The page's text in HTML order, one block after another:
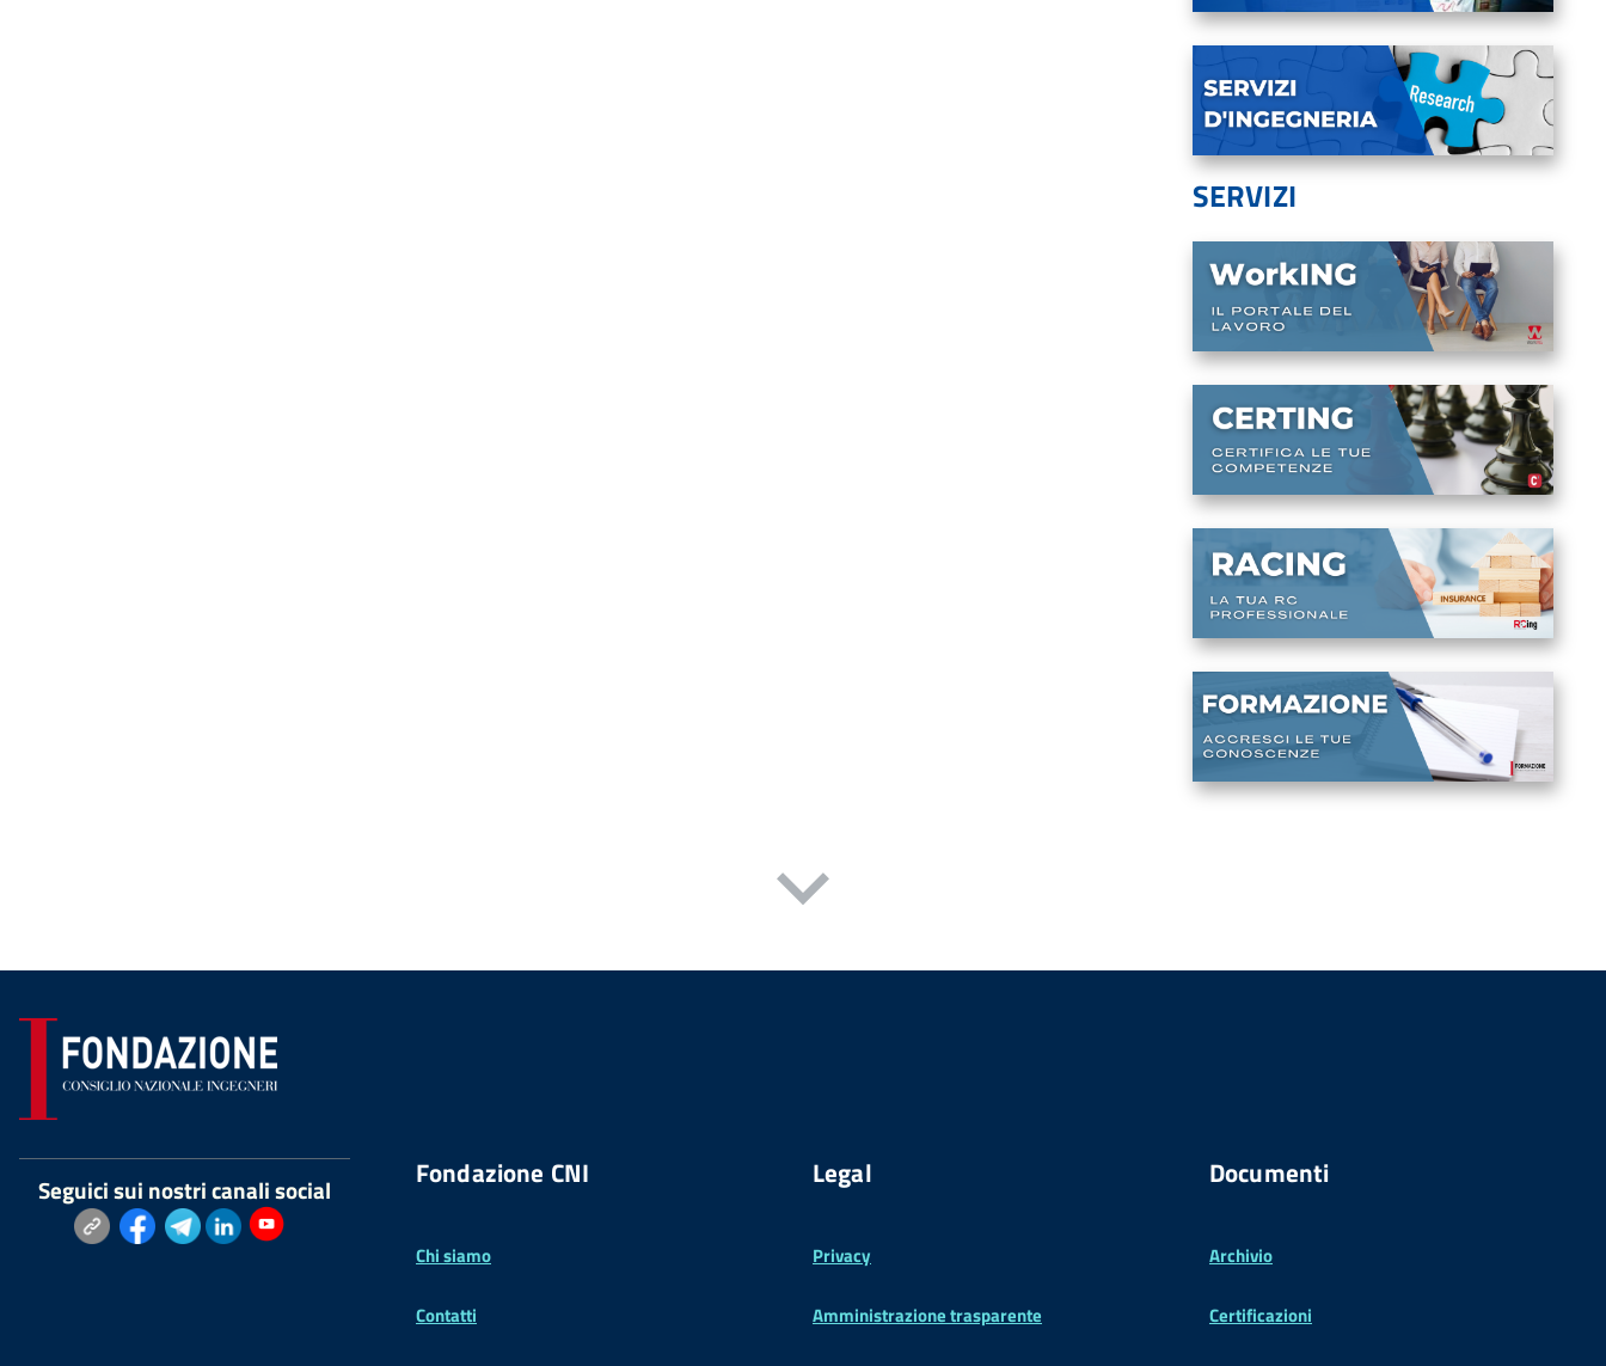
SERVIZI
Seguici sui nostri canali social Fondazione CNI
Chi siamo
Contatti
Legal
Privacy
Amministrazione trasparente
Documenti
Archivio
Certificazioni